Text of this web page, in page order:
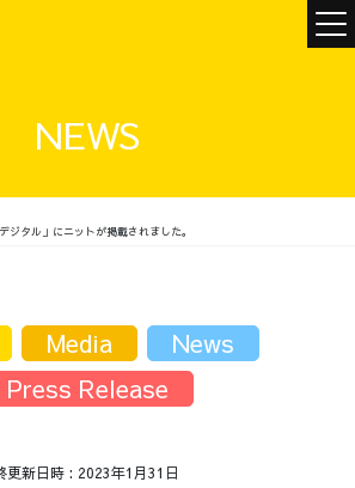
NEWS
ジタル」にニットが掲載されました。
更新日時 : 2023年1月31日
Media
News
Press Release